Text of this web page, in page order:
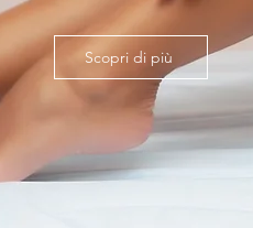
Scopri di più